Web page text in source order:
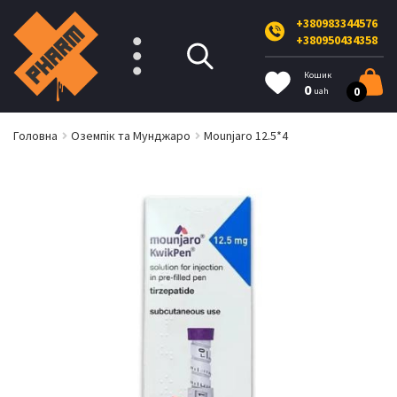
+380983344576
+380950434358
Кошик
0 uah 0
Головна Оземпік та Мунджаро Mounjaro 12.5*4